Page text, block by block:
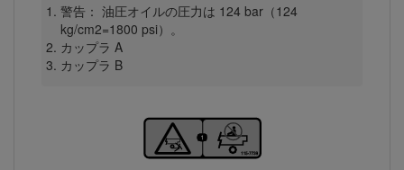
警告： 油圧オイルの圧力は 124 bar（124
kg/cm2=1800 psi）。
カップラ A
カップラ B